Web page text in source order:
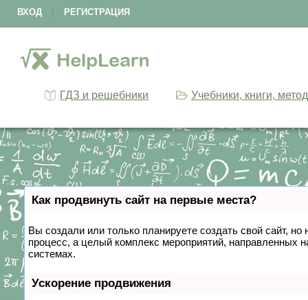
ВХОД РЕГИСТРАЦИЯ
ГДЗ и решебники Учебники, книги,
Как продвинуть сайт на первые места?
Вы создали или только планируете создать свой сайт,
процесс, а целый комплекс мероприятий, направленных
системах.
Ускорение продвижения